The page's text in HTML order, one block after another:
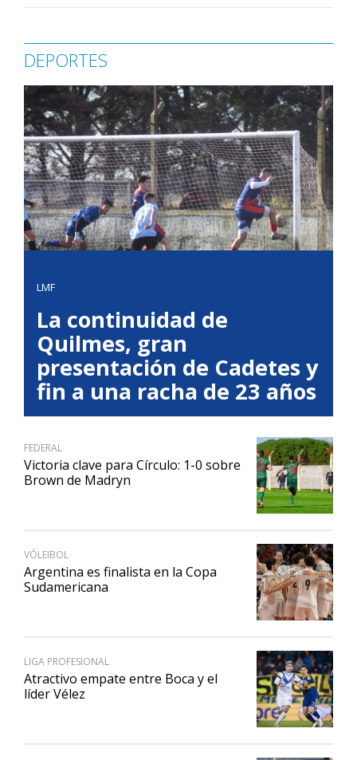
DEPORTES
LMF
La continuidad de
Quilmes, gran
presentación de Cadetes y
fin a una racha de 23 años
FEDERAL
Victoria clave para Círculo: 1-0 sobre
Brown de Madryn
VÓLEIBOL
Argentina es finalista en la Copa
Sudamericana
LIGA PROFESIONAL
Atractivo empate entre Boca y el
líder Vélez